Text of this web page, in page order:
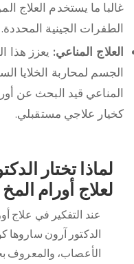
غالبا ما يستخدم العلاج
الطفرات الجينية المحددة.
العلاج المناعي: يعزز هذا
الجسم لمحاربة الخلايا
المناعي قيد البحث عن
كخيار علاجي مستقبلي.
لماذا تختار
لعلاج أورام
عند التفكير في علاج
الدكتور آرون
الأعصاب، والمعروف